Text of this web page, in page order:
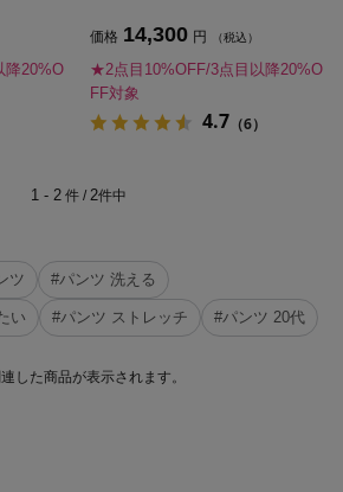
降20%O
価格 14,300 円 （税込）
★2点目10%OFF/3点目以降20%O
FF対象
4.7 （6）
1 - 2件 / 2件中
ツ #パンツ 洗える
い #パンツ ストレッチ #パンツ 20代
した商品が表示されます。